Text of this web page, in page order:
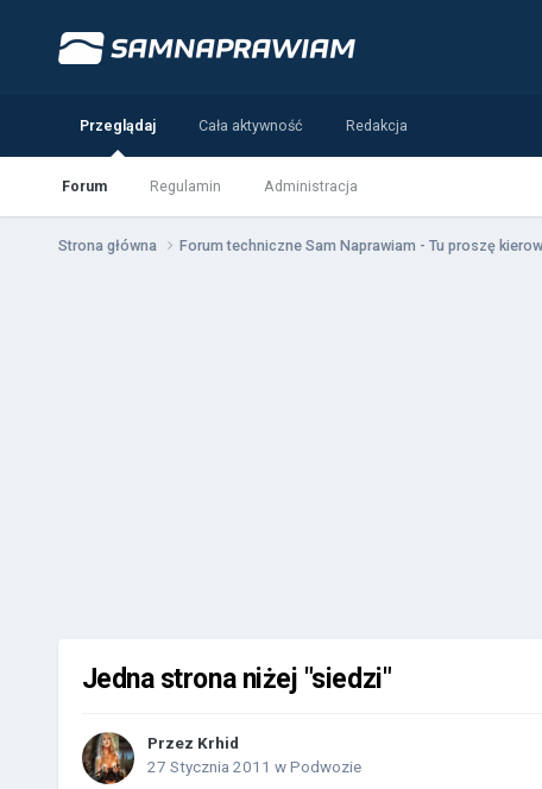
Przeglądaj
Forum Regulamin Administracja
Cała aktywność Redakcja
Strona główna Forum techniczne Sam Naprawiam - Tu proszę
Jedna strona niżej "siedzi"
Przez Krhid
27 Stycznia 2011 w Podwozie